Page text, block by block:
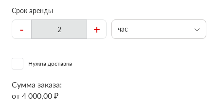
Срок аренды
- + час
Нужна доставка
Сумма заказа:
от 4 000,00 ₽